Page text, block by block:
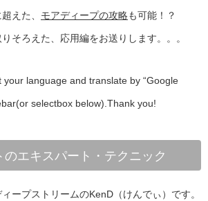
えた、 モアディープの攻略も可能！？
そろえた、応用編をお送りします。。。
your language and translate by “Google
selectbox below).Thank you!
のエキスパート・テクニック
ープストリームのKenD（けんでぃ）です。